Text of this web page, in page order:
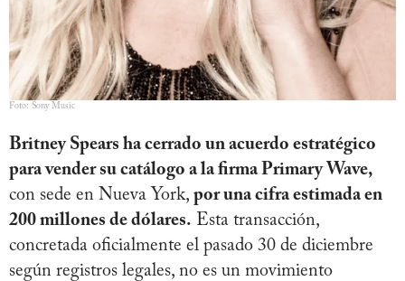
Foto: Sony Music
Britney Spears ha cerrado un acuerdo estratégico
para vender su catálogo a la firma Primary Wave,
con sede en Nueva York, por una cifra estimada en
200 millones de dólares. Esta transacción,
concretada oficialmente el pasado 30 de diciembre
según registros legales, no es un movimiento